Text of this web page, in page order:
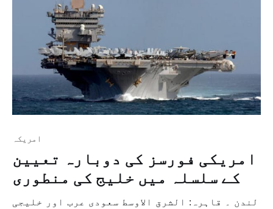
امريكہ
امریکی فورسز کی دوبارہ تعیین
کے سلسلہ میں خلیج کی منطوری
لندن ۔ قاہرہ: الشرق الاوسط سعودی عرب اور خلیجی